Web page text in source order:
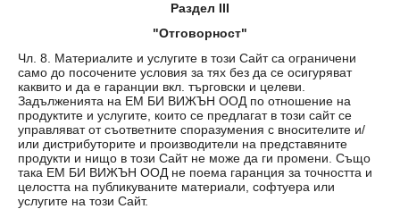
Раздел III
"Отговорност"
Чл. 8. Материалите и услугите в този Сайт са ограничени
само до посочените условия за тях без да се осигуряват
каквито и да е гаранции вкл. търговски и целеви.
Задълженията на ЕМ БИ ВИЖЪН ООД по отношение на
продуктите и услугите, които се предлагат в този сайт се
управляват от съответните споразумения с вносителите и/
или дистрибуторите и производители на представяните
продукти и нищо в този Сайт не може да ги промени. Също
така ЕМ БИ ВИЖЪН ООД не поема гаранция за точността и
целостта на публикуваните материали, софтуера или
услугите на този Сайт.